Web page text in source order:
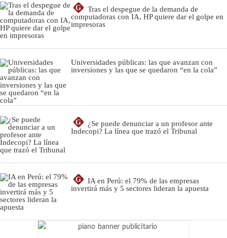
G
Tras el despegue de la demanda de
computadoras con IA, HP quiere dar el golpe en
impresoras
Universidades públicas: las que avanzan con
inversiones y las que se quedaron “en la cola”
G
¿Se puede denunciar a un profesor ante
Indecopi? La línea que trazó el Tribunal
G
IA en Perú: el 79% de las empresas
invertirá más y 5 sectores lideran la apuesta